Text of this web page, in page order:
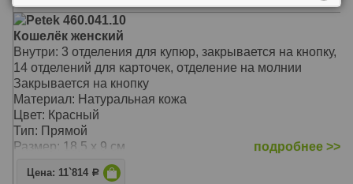
Petek 460.041.10
Кошелёк женский
Внутри: 3 отделения для купюр, закрывается на кнопку,
14 отделений для карточек, отделение на молнии
Закрывается на кнопку
Материал: Натуральная кожа
Цвет: Красный
Тип: Прямой
Размер: 18,5 х 9 см
подробнее >>
Цена: 11`814 Р